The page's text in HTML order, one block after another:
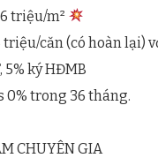
triệu/m²
triệu/căn (có hoàn lại)
5% ký HĐMB
0% trong 36 tháng.
CHUYÊN GIA